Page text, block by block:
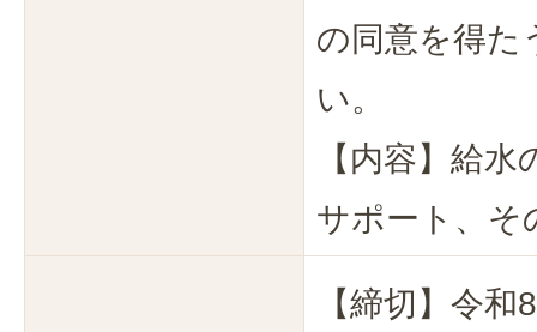
の同意を得た
い。
【内容】給
サポート、そ
【締切】令